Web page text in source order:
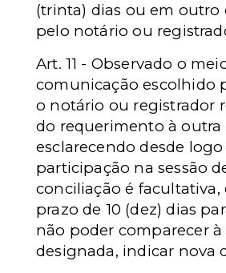
(trinta) dias ou em outro
pelo notário ou
Art. 11 - Observado o
comunicação escolhido
o notário ou registrador
do requerimento à outra
esclarecendo desde
participação na sessão
conciliação é facultativa,
prazo de 10 (dez) dias
não poder comparecer à
designada, indicar nova